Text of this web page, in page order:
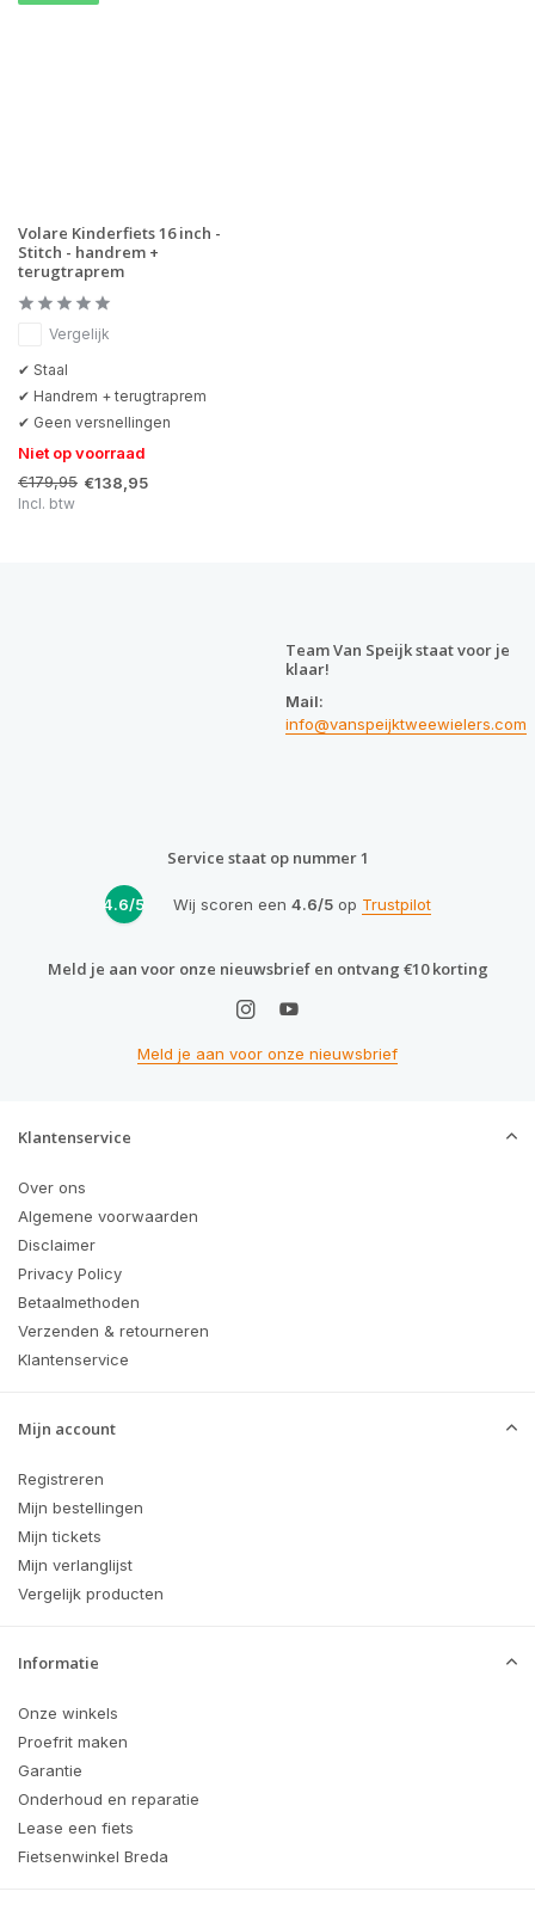
Volare Kinderfiets 16 inch -
Stitch - handrem +
terugtraprem
Vergelijk
✔ Staal
✔ Handrem + terugtraprem
✔ Geen versnellingen
Niet op voorraad
€179,95 €138,95
Incl. btw
Team Van Speijk staat voor je
klaar!
Mail:
info@vanspeijktweewielers.com
Service staat op nummer 1
4.6/5 Wij scoren een 4.6/5op Trustpilot
Meld je aan voor onze nieuwsbrief en ontvang €10 korting
Meld je aan voor onze nieuwsbrief
Klantenservice
Over ons
Algemene voorwaarden
Disclaimer
Privacy Policy
Betaalmethoden
Verzenden & retourneren
Klantenservice
Mijn account
Registreren
Mijn bestellingen
Mijn tickets
Mijn verlanglijst
Vergelijk producten
Informatie
Onze winkels
Proefrit maken
Garantie
Onderhoud en reparatie
Lease een fiets
Fietsenwinkel Breda